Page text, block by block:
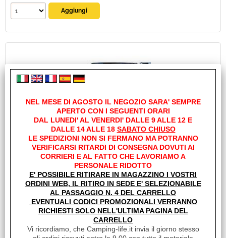
OSCURANTE TERMICO ESTERNO MOTORE 6MM
ACCOPPIABILE DUCATO X244 DAL 2002 AL 2005 AL
Marca:
IDEA TERMICA
Unità di misura:
NEL MESE DI AGOSTO IL NEGOZIO SARA' SEMPRE
APERTO CON I SEGUENTI ORARI
DAL LUNEDI' AL VENERDI' DALLE 9 ALLE 12 E
DALLE 14 ALLE 18 SABATO CHIUSO
LE SPEDIZIONI NON SI FERMANO MA POTRANNO
VERIFICARSI RITARDI DI CONSEGNA DOVUTI AI
CORRIERI E AL FATTO CHE LAVORIAMO A
PERSONALE RIDOTTO
E' POSSIBILE RITIRARE IN MAGAZZINO I VOSTRI
ORDINI WEB, IL RITIRO IN SEDE E' SELEZIONABILE
AL PASSAGGIO N. 4 DEL CARRELLO
EVENTUALI CODICI PROMOZIONALI VERRANNO
RICHIESTI SOLO NELL'ULTIMA PAGINA DEL
CARRELLO
Vi ricordiamo, che Camping-life.it invia il giorno stesso